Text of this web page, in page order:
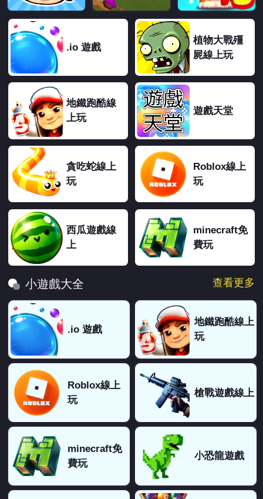
.io 遊戲
植物大戰殭
屍線上玩
地鐵跑酷線
上玩
遊戲天堂
貪吃蛇線上
玩
Roblox線上
玩
西瓜遊戲線
上
minecraft免
費玩
小遊戲大全 查看更多
.io 遊戲
地鐵跑酷線上
玩
Roblox線上
玩
槍戰遊戲線上
minecraft免
費玩
小恐龍遊戲